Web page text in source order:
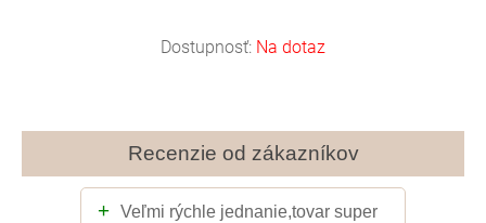
Dostupnosť: Na dotaz
Recenzie od zákazníkov
+ Veľmi rýchle jednanie,tovar super